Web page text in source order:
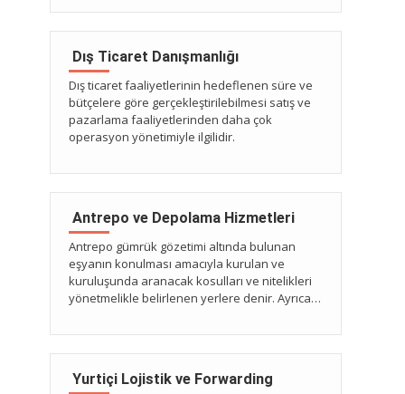
alınır. Gümrük işlemleri sırasında gümrük
idareleri ve diğer kamu kurumları ile
sürede ve kanuni ölçülerde en lehinize
sonuçlanacak şekilde takip edilir.
Dış Ticaret Danışmanlığı
Dış ticaret faaliyetlerinin hedeflenen süre ve
bütçelere göre gerçekleştirilebilmesi satış ve
pazarlama faaliyetlerinden daha çok
operasyon yönetimiyle ilgilidir.
Antrepo ve Depolama Hizmetleri
Antrepo gümrük gözetimi altında bulunan
eşyanın konulması amacıyla kurulan ve
kuruluşunda aranacak kosulları ve nitelikleri
yönetmelikle belirlenen yerlere denir. Ayrıca
düzenlenen şekilde konulması hâlinde
süresiz kalabildiği ve eşyanın antrepoda
vergilerin ödenmediği bir gümrük rejimidir.
Yurtiçi Lojistik ve Forwarding